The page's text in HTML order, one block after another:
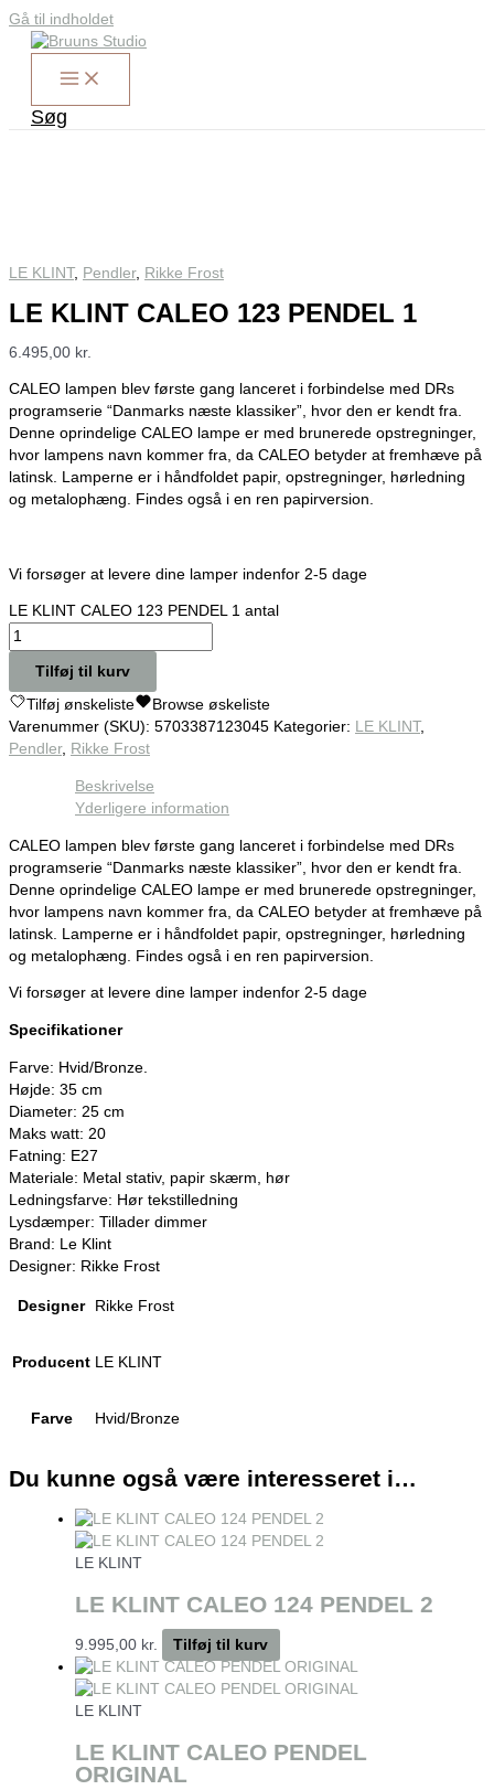
Gå til indholdet
Søg
LE KLINT, Pendler, Rikke Frost
LE KLINT CALEO 123 PENDEL 1
6.495,00 kr.
CALEO lampen blev første gang lanceret i forbindelse med DRs
programserie “Danmarks næste klassiker”, hvor den er kendt fra.
Denne oprindelige CALEO lampe er med brunerede opstregninger,
hvor lampens navn kommer fra, da CALEO betyder at fremhæve på
latinsk. Lamperne er i håndfoldet papir, opstregninger, hørledning
og metalophæng. Findes også i en ren papirversion.
Vi forsøger at levere dine lamper indenfor 2-5 dage
LE KLINT CALEO 123 PENDEL 1 antal
Tilføj til kurv
Tilføj ønskeliste Browse øskeliste
Varenummer (SKU): 5703387123045 Kategorier: LE KLINT,
Pendler, Rikke Frost
Beskrivelse
Yderligere information
CALEO lampen blev første gang lanceret i forbindelse med DRs
programserie “Danmarks næste klassiker”, hvor den er kendt fra.
Denne oprindelige CALEO lampe er med brunerede opstregninger,
hvor lampens navn kommer fra, da CALEO betyder at fremhæve på
latinsk. Lamperne er i håndfoldet papir, opstregninger, hørledning
og metalophæng. Findes også i en ren papirversion.
Vi forsøger at levere dine lamper indenfor 2-5 dage
Specifikationer
Farve: Hvid/Bronze.
Højde: 35 cm
Diameter: 25 cm
Maks watt: 20
Fatning: E27
Materiale: Metal stativ, papir skærm, hør
Ledningsfarve: Hør tekstilledning
Lysdæmper: Tillader dimmer
Brand: Le Klint
Designer: Rikke Frost
Designer Rikke Frost
Producent LE KLINT
Farve Hvid/Bronze
Du kunne også være interesseret i…
LE KLINT
LE KLINT CALEO 124 PENDEL 2
9.995,00 kr. Tilføj til kurv
LE KLINT
LE KLINT CALEO PENDEL
ORIGINAL